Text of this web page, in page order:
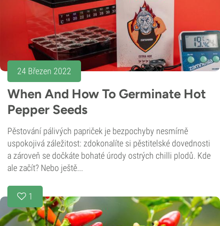
24 Březen 2022
When And How To Germinate Hot
Pepper Seeds
Pěstování pálivých papriček je bezpochyby nesmírně
uspokojivá záležitost: zdokonalíte si pěstitelské dovednosti
a zároveň se dočkáte bohaté úrody ostrých chilli plodů. Kde
ale začít? Nebo ještě...
1